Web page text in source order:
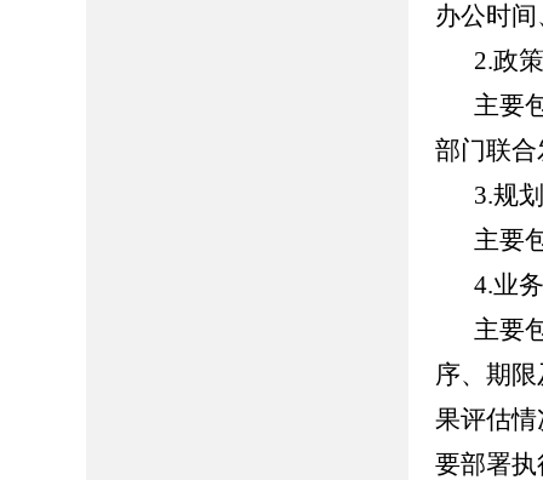
办公时
2.政
主要
部门联
3.规
主要
4.业
主要
序、期
果评估
要部署